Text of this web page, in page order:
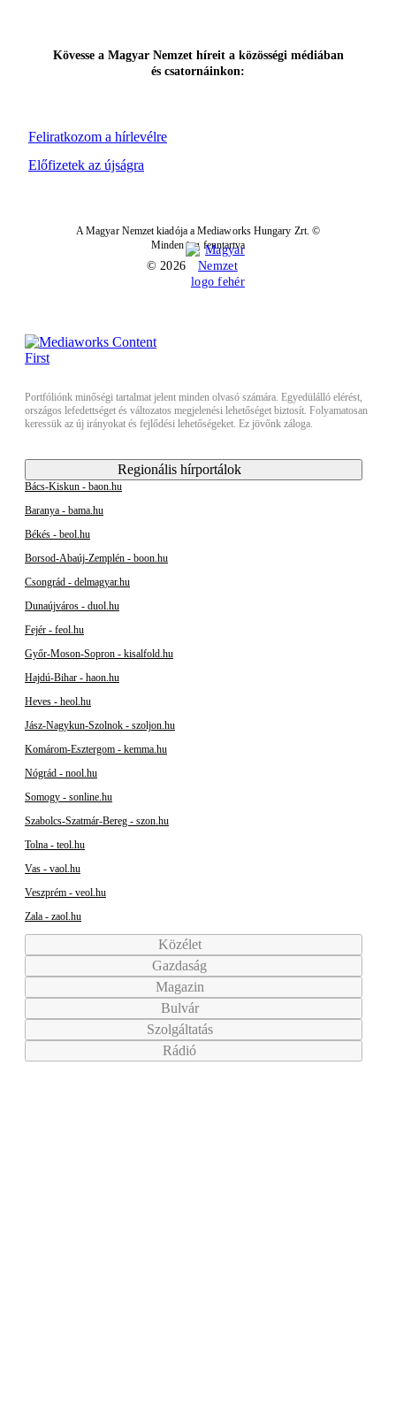
Feliratkozom a hírlevélre
Kövesse a Magyar Nemzet híreit a közösségi médiában
és csatornáinkon:
Előfizetek az újságra
A Magyar Nemzet kiadója a Mediaworks Hungary Zrt. ©
Minden jog fenntartva
© 2026
Portfóliónk minőségi tartalmat jelent minden olvasó számára. Egyedülálló elérést,
országos lefedettséget és változatos megjelenési lehetőséget biztosít. Folyamatosan
keressük az új irányokat és fejlődési lehetőségeket. Ez jövőnk záloga.
Regionális hírportálok
Bács-Kiskun - baon.hu
Baranya - bama.hu
Békés - beol.hu
Borsod-Abaúj-Zemplén - boon.hu
Csongrád - delmagyar.hu
Dunaújváros - duol.hu
Fejér - feol.hu
Győr-Moson-Sopron - kisalfold.hu
Hajdú-Bihar - haon.hu
Heves - heol.hu
Jász-Nagykun-Szolnok - szoljon.hu
Komárom-Esztergom - kemma.hu
Nógrád - nool.hu
Somogy - sonline.hu
Szabolcs-Szatmár-Bereg - szon.hu
Tolna - teol.hu
Vas - vaol.hu
Veszprém - veol.hu
Zala - zaol.hu
Közélet
Gazdaság
Magazin
Bulvár
Szolgáltatás
Rádió